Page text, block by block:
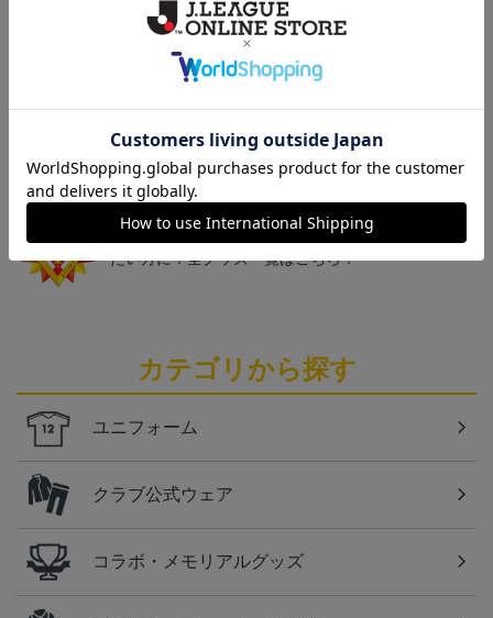
デザイン)
援しよう！
北九州
ギラヴァンツ北九州のすべてのグッズをチェックし
たい方に！全グッズ一覧はこちら！
カテゴリから探す
ユニフォーム
クラブ公式ウェア
コラボ・メモリアルグッズ